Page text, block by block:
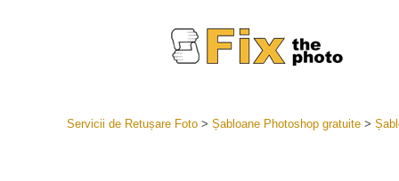
Servicii de Retușare Foto> Șabloane Photoshop gratuite>